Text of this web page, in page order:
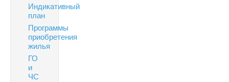
Индикативный
план
Программы
приобретения
жилья
ГО
и
ЧС